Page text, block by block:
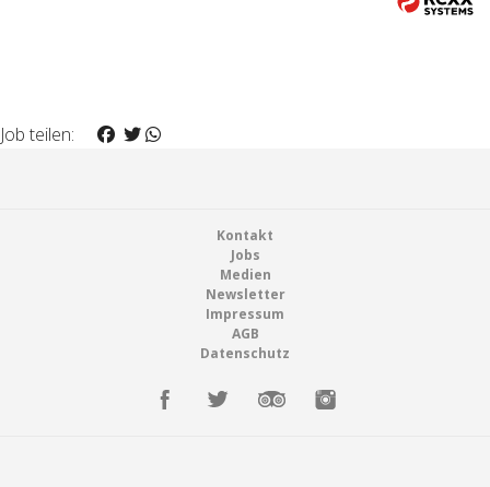
Job teilen:
Kontakt
Jobs
Medien
Newsletter
Impressum
AGB
Datenschutz